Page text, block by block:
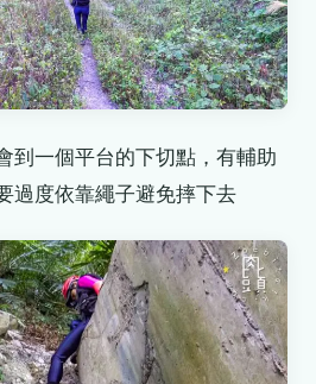
到一個平台的下切點，有輔助
過度依靠繩子避免摔下去